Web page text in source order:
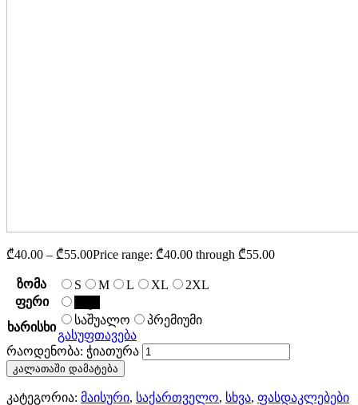
₾40.00 – ₾55.00Price range: ₾40.00 through ₾55.00
ზომა S M L XL
2XL
ფერი
ხარისხი
საშუალო
პრემიუმი
გასუფთავება
რაოდენობა: ჭიათურა
კალათაში დამატება
კატეგორია: მაისური, საქართველო, სხვა, ფასდაკლებები